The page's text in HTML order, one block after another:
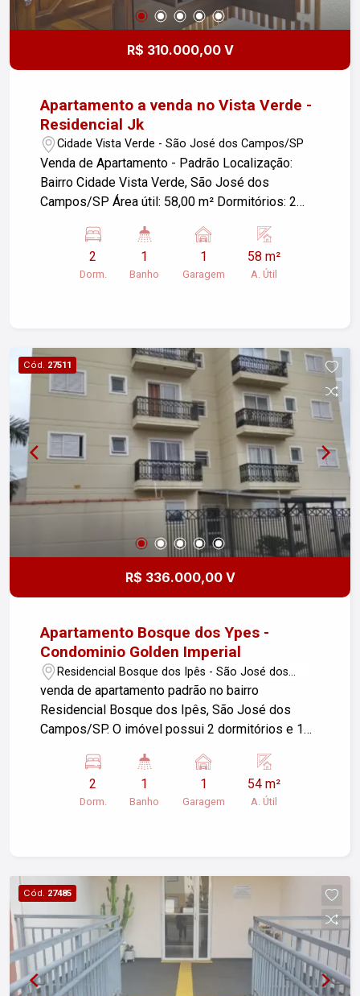
R$ 310.000,00 V
Apartamento a venda no Vista Verde -
Residencial Jk
Cidade Vista Verde - São José dos Campos/SP
Venda de Apartamento - Padrão Localização:
Bairro Cidade Vista Verde, São José dos
Campos/SP Área útil: 58,00 m² Dormitórios: 2
padrão com 2 dormitórios, ideal para quem busca
conforto e praticidade. O imóvel conta com uma
área útil de 58 m², oferecendo um bom espaço
informações ou agendar uma visita, entre em
contato!
2
Dorm.
1
Banho
1
Garagem
58 m²
A. Útil
Cód. 27511
R$ 336.000,00 V
Apartamento Bosque dos Ypes -
Condominio Golden Imperial
Residencial Bosque dos Ipês - São José dos
Campos/SP
venda de apartamento padrão no bairro
Residencial Bosque dos Ipês, São José dos
Campos/SP. O imóvel possui 2 dormitórios e 1
mais informações ou agendar uma visita, entre
em contato.
2
Dorm.
1
Banho
1
Garagem
54 m²
A. Útil
Cód. 27485